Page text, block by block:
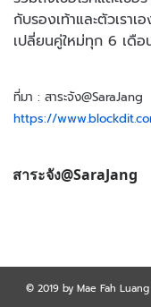
กับรองเท้าและตัวเราเ
เปลี่ยนคู่ใหม่ทุก 6 เดือ
ที่มา : สาระจัง@SaraJang
https://
สาระจัง@SaraJang
© 2019 by Mae Fah